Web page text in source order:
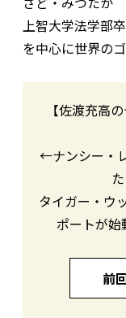
上智大学法学部
を中心に世界の
【佐渡充高
←ナンシー・
タイガー・ウ
ポートが
前